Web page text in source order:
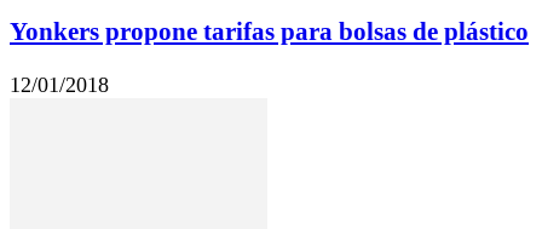
Yonkers propone tarifas para bolsas de plástico
12/01/2018